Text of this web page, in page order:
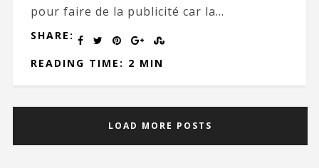
pour faire de la publicité car la...
SHARE:
READING TIME: 2 MIN
LOAD MORE POSTS